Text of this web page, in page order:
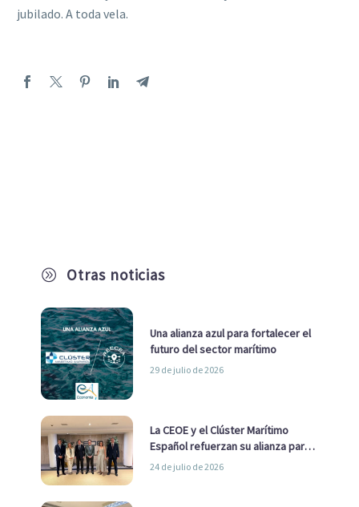
A Otras noticias
Una alianza azul para fortalecer el
futuro del sector marítimo
29 de julio de 2026
La CEOE y el Clúster Marítimo
Español refuerzan su alianza para
impulsar una estrategia Nacional
24 de julio de 2026
jubilado. A toda vela.